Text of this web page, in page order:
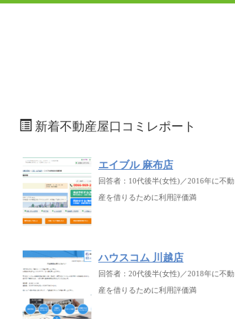
新着不動産屋口コミレポート
エイブル 麻布店
回答者：10代後半(女性)／2016年に不動
産を借りるために利用評価満
ハウスコム 川越店
回答者：20代後半(女性)／2018年に不動
産を借りるために利用評価満